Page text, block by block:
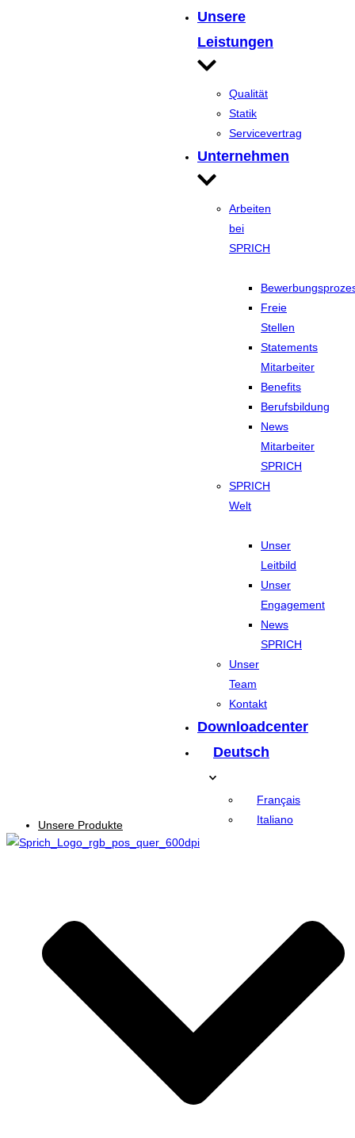
Unsere
Leistungen
Qualität
Statik
Servicevertrag
Unternehmen
Arbeiten
bei
SPRICH
Freie
Stellen
Statements
Mitarbeiter
Benefits
Berufsbildung
News
Mitarbeiter
SPRICH
SPRICH
Welt
Unser
Leitbild
Unser
Engagement
News
SPRICH
Unser
Team
Kontakt
Downloadcenter
Deutsch
Français
Italiano
Unsere Produkte